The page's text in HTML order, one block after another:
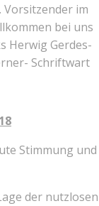
Vorsitzender im
bei uns
Herwig Gerdes-
Schriftwart
Stimmung und
der nutzlosen